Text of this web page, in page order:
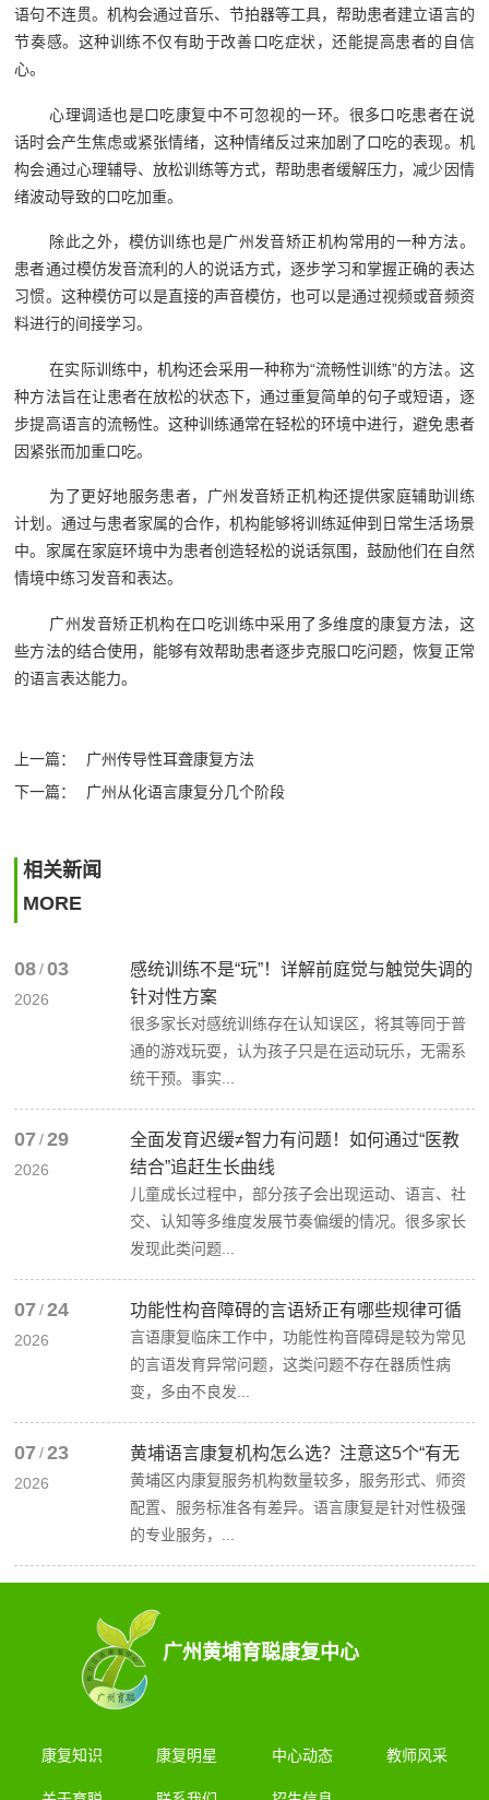
语句不连贯。机构会通过音乐、节拍器等工具，帮助患者建立语言的
节奏感。这种训练不仅有助于改善口吃症状，还能提高患者的自信
心。
心理调适也是口吃康复中不可忽视的一环。很多口吃患者在说
话时会产生焦虑或紧张情绪，这种情绪反过来加剧了口吃的表现。机
构会通过心理辅导、放松训练等方式，帮助患者缓解压力，减少因情
绪波动导致的口吃加重。
除此之外，模仿训练也是广州发音矫正机构常用的一种方法。
患者通过模仿发音流利的人的说话方式，逐步学习和掌握正确的表达
习惯。这种模仿可以是直接的声音模仿，也可以是通过视频或音频资
料进行的间接学习。
在实际训练中，机构还会采用一种称为“流畅性训练”的方法。这
种方法旨在让患者在放松的状态下，通过重复简单的句子或短语，逐
步提高语言的流畅性。这种训练通常在轻松的环境中进行，避免患者
因紧张而加重口吃。
为了更好地服务患者，广州发音矫正机构还提供家庭辅助训练
计划。通过与患者家属的合作，机构能够将训练延伸到日常生活场景
中。家属在家庭环境中为患者创造轻松的说话氛围，鼓励他们在自然
情境中练习发音和表达。
广州发音矫正机构在口吃训练中采用了多维度的康复方法，这
些方法的结合使用，能够有效帮助患者逐步克服口吃问题，恢复正常
的语言表达能力。
上一篇：
广州传导性耳聋康复方法
下一篇：
广州从化语言康复分几个阶段
相关新闻
MORE
08 / 03
2026
感统训练不是“玩”！详解前庭觉与触觉失调的
针对性方案
很多家长对感统训练存在认知误区，将其等同于普
通的游戏玩耍，认为孩子只是在运动玩乐，无需系
统干预。事实...
07 / 29
2026
全面发育迟缓≠智力有问题！如何通过“医教
结合”追赶生长曲线
儿童成长过程中，部分孩子会出现运动、语言、社
交、认知等多维度发展节奏偏缓的情况。很多家长
发现此类问题...
07 / 24
2026
功能性构音障碍的言语矫正有哪些规律可循
言语康复临床工作中，功能性构音障碍是较为常见
的言语发育异常问题，这类问题不存在器质性病
变，多由不良发...
07 / 23
2026
黄埔语言康复机构怎么选？注意这5个“有无
黄埔区内康复服务机构数量较多，服务形式、师资
配置、服务标准各有差异。语言康复是针对性极强
的专业服务，...
广州黄埔育聪康复中心
康复知识 康复明星 中心动态 教师风采